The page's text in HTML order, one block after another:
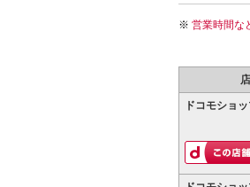
営業時間な
ドコモショ